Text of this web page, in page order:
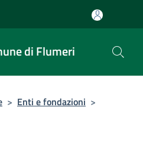
di Flumeri
> Enti e fondazioni >